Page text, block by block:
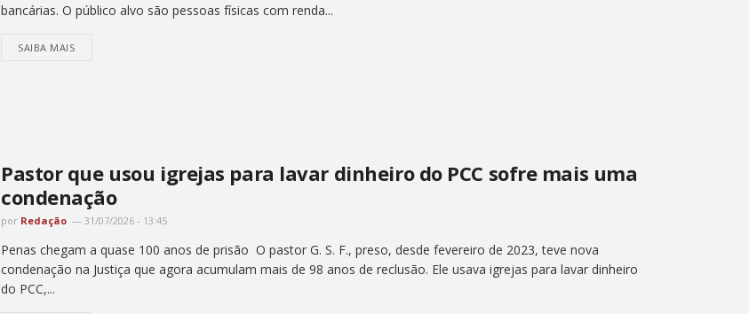
bancárias. O público alvo são pessoas físicas com renda...
SAIBA MAIS
Pastor que usou igrejas para lavar dinheiro do PCC sofre mais uma
condenação
por Redação 31/07/2026 - 13:45
Penas chegam a quase 100 anos de prisão O pastor G. S. F., preso, desde fevereiro de 2023, teve nova
condenação na Justiça que agora acumulam mais de 98 anos de reclusão. Ele usava igrejas para lavar dinheiro
do PCC,...